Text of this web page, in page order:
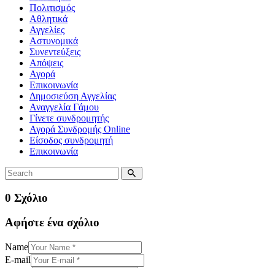
Πολιτισμός
Αθλητικά
Αγγελίες
Αστυνομικά
Συνεντεύξεις
Απόψεις
Αγορά
Επικοινωνία
Δημοσιεύση Αγγελίας
Αναγγελία Γάμου
Γίνετε συνδρομητής
Αγορά Συνδρομής Online
Είσοδος συνδρομητή
Επικοινωνία
0 Σχόλιο
Αφήστε ένα σχόλιο
Name
E-mail